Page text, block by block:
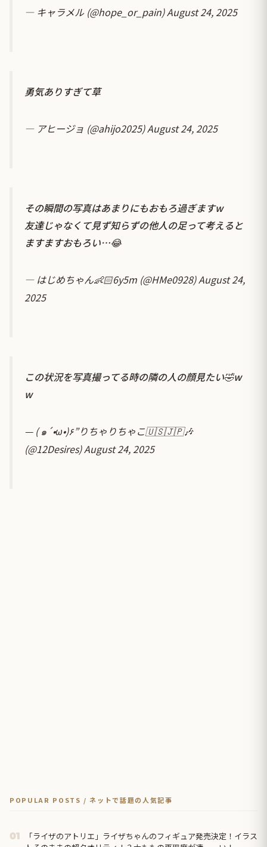
— キャラメル (@hope_or_pain)August 24, 2025
勇気ありすぎて草
— アヒージョ (@ahijo2025)August 24, 2025
その瞬間の写真はあまりにもおもろ過ぎますw
友達じゃなくて見ず知らずの他人の足って考えると
ますますおもろい…😂
— はじめちゃん👶🏻6y5m (@HMe0928)August 24,
2025
この状況を写真撮ってる時の隣の人の顔見たい🤣w
w
— ( ๑´•ω•)۶”りちゃりちゃこ🇺🇸🇯🇵🎶
(@12Desires)August 24, 2025
POPULAR POSTS / ネットで話題の人気記事
01
「ライザのアトリエ」ライザちゃんのフィギュア発売決定！イラス